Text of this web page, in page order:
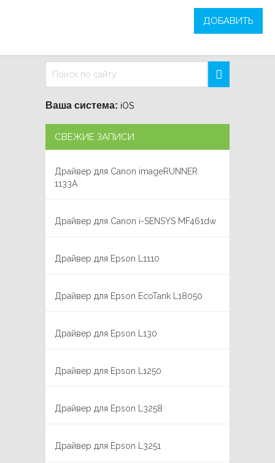
Ваша система: iOS
СВЕЖИЕ ЗАПИСИ
Драйвер для Canon imageRUNNER
1133A
Драйвер для Canon i-SENSYS MF461dw
Драйвер для Epson L1110
Драйвер для Epson EcoTank L18050
Драйвер для Epson L130
Драйвер для Epson L1250
Драйвер для Epson L3258
Драйвер для Epson L3251